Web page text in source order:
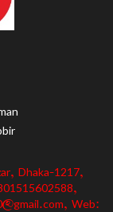
Dhaka-1217,
Web: